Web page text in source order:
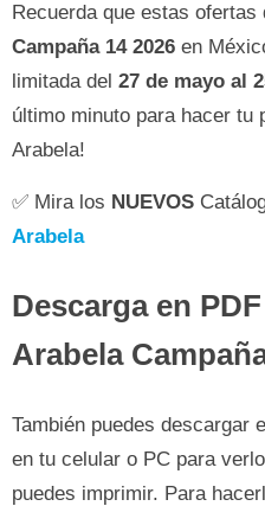
Recuerda que estas ofertas
Campaña 14 2026 en
limitada del 27 de mayo al
último minuto para hacer tu
Arabela!
✅ Mira los NUEVOS
Arabela
Descarga en
Arabela
También puedes descargar
en tu celular o PC para
puedes imprimir. Para